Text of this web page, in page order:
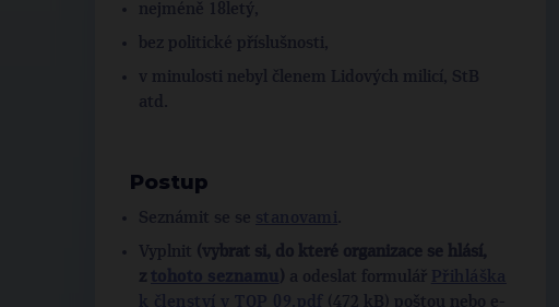
nejméně 18letý,
bez politické příslušnosti,
v minulosti nebyl členem Lidových milicí, StB
atd.
Postup
Seznámit se se
Vyplnit (vybrat si, do které organizace se hlásí,
z
a odeslat formulář
(472 kB) poštou nebo e-